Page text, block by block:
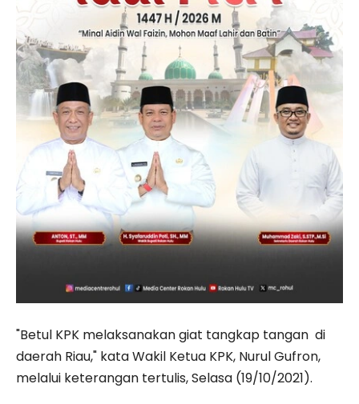
"Betul KPK melaksanakan giat tangkap tangan di
daerah Riau," kata Wakil Ketua KPK, Nurul Gufron,
melalui keterangan tertulis, Selasa (19/10/2021).